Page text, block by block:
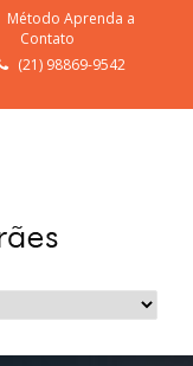
Método Aprenda a
Contato
(21) 98869-9542